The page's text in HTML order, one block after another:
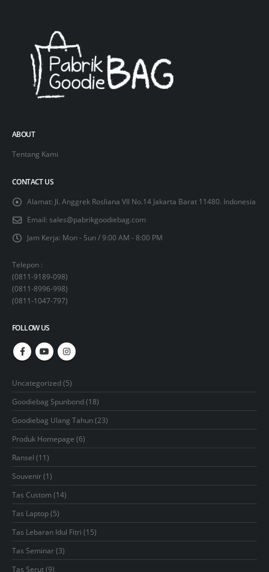
ABOUT
Tentang Kami
CONTACT US
Alamat: Jl. Anggrek Rosliana VII No.14 Jakarta Barat 11480. Indonesia
Email: sales@pabrikgoodiebag.com
Jam Kerja: Mon - Sun / 9:00 AM - 8:00 PM
Telepon :
(0811-9189-098)
(0811-8996-998)
(0811-1047-797)
FOLLOW US
Uncategorized 55
products
Goodiebag Spunbond 1818
products
Goodiebag Ulang Tahun 2323
products
Produk Homepage 66
products
Ransel 1111
products
Souvenir 11
product
Tas Custom 1414
products
Tas Laptop 55
products
Tas Lebaran Idul Fitri 1515
products
Tas Seminar 33
products
Tas Serut 99